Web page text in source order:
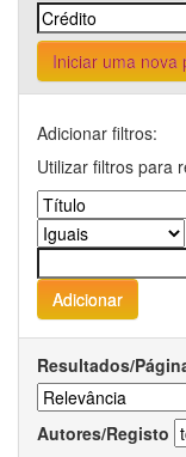
Iniciar uma nova
Adicionar filtros:
Utilizar filtros para
Resultados/
Autores/Registo